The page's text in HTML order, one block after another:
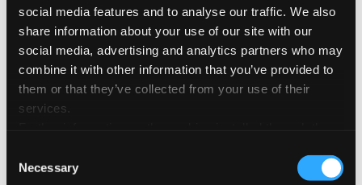
social media features and to analyse our traffic. We also
share information about your use of our site with our
social media, advertising and analytics partners who may
combine it with other information that you’ve provided to
them or that they’ve collected from your use of their
services.
Selection
Necessary